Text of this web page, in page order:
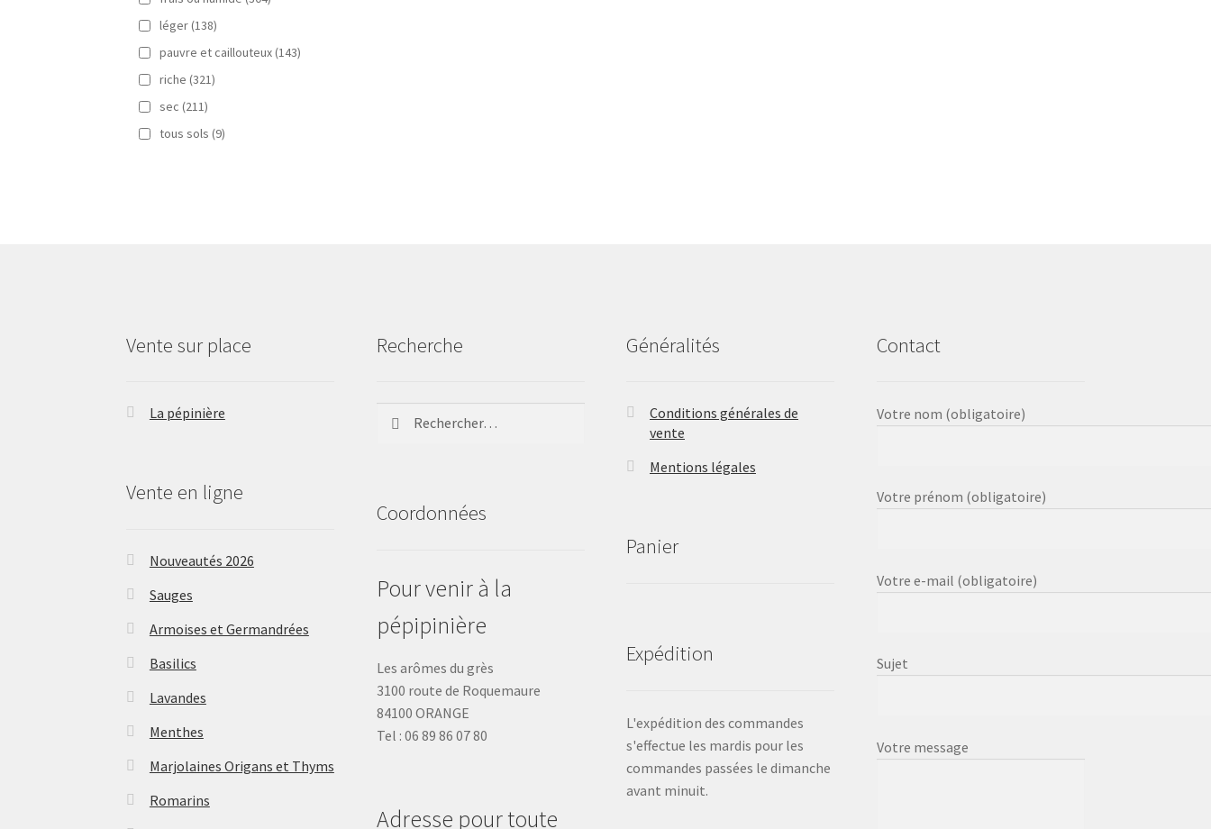
léger (138)
pauvre et caillouteux (143)
riche (321)
sec (211)
tous sols (9)
Vente sur place
La pépinière
Vente en ligne
Nouveautés 2026
Sauges
Armoises et Germandrées
Basilics
Lavandes
Menthes
Marjolaines Origans et Thyms
Romarins
Recherche
Coordonnées
Pour venir à la
pépipinière
Les arômes du grès
3100 route de Roquemaure
84100 ORANGE
Tel : 06 89 86 07 80
Adresse pour toute
Généralités
Conditions générales de
vente
Mentions légales
Panier
Expédition
L'expédition des commandes
s'effectue les mardis pour les
commandes passées le dimanche
avant minuit.
Contact
Votre nom (obligatoire)
Votre prénom (obligatoire)
Votre e-mail (obligatoire)
Sujet
Votre message